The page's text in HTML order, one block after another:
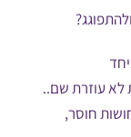
לא עוזרת שם..
חוסר,